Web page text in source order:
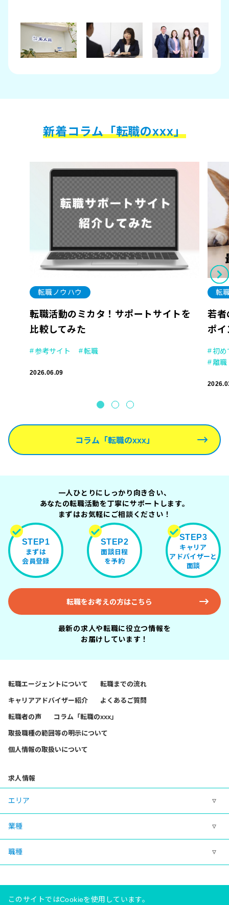
新着コラム「転職のxxx」
転職ノウハウ
転職活動のミカタ！サポートサイトを
比較してみた
参考サイト 転職
2026.06.09
転
若者
ポイ
初め
離職
コラム「転職のxxx」
一人ひとりにしっかり向き合い、
あなたの転職活動を丁寧にサポートします。
まずはお気軽にご相談ください！
STEP1
まずは
会員登録
STEP2
面談日程
を予約
STEP3
キャリア
アドバイザーと
面談
転職をお考えの方はこちら
最新の求人や転職に役立つ情報を
お届けしています！
転職エージェントについて 転職までの流れ
キャリアアドバイザー紹介 よくあるご質問
転職者の声 コラム「転職のxxx」
取扱職種の範囲等の明示について
個人情報の取扱いについて
求人情報
エリア
業種
職種
このサイトではCookieを使用しています。